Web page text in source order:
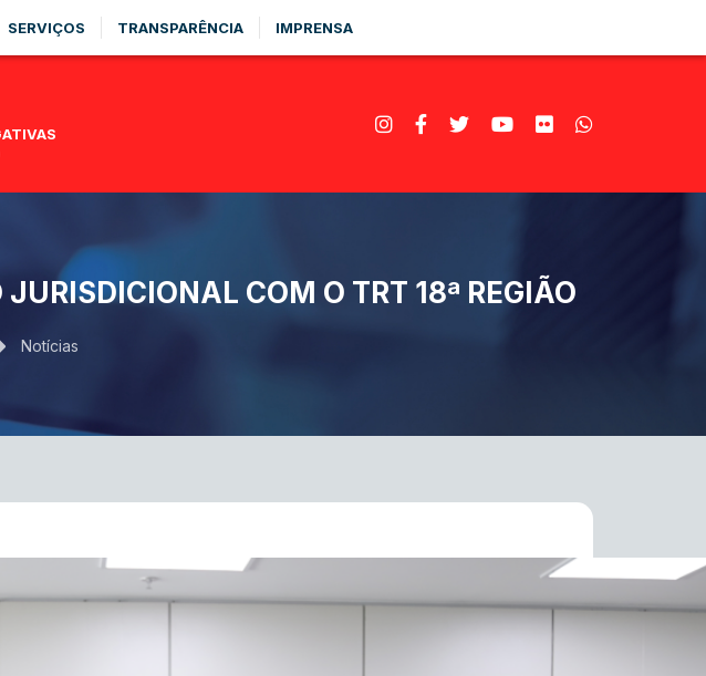
SERVIÇOS TRANSPARÊNCIA IMPRENSA
COM O TRT 18ª REGIÃO
Notícias